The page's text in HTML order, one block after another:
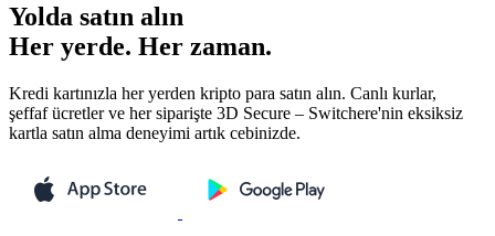
Yolda satın alın
Her yerde. Her zaman.
Kredi kartınızla her yerden kripto para satın alın. Canlı kurlar,
şeffaf ücretler ve her siparişte 3D Secure – Switchere'nin eksiksiz
kartla satın alma deneyimi artık cebinizde.